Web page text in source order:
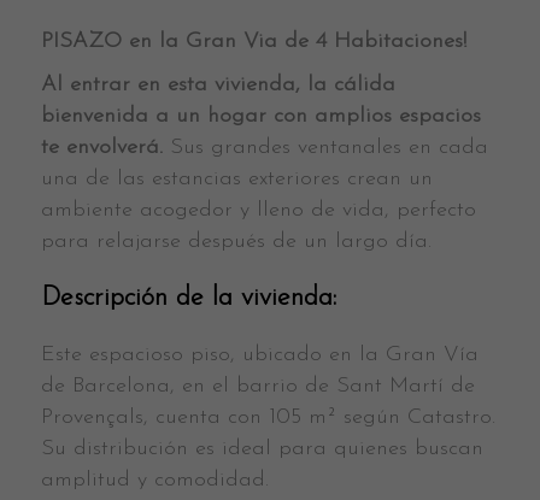
PISAZO en la Gran Via de 4 Habitaciones!
Al entrar en esta vivienda, la cálida
bienvenida a un hogar con amplios espacios
te envolverá. Sus grandes ventanales en cada
una de las estancias exteriores crean un
ambiente acogedor y lleno de vida, perfecto
para relajarse después de un largo día.
Descripción de la vivienda:
Este espacioso piso, ubicado en la Gran Vía
de Barcelona, en el barrio de Sant Martí de
Provençals, cuenta con 105 m² según Catastro.
Su distribución es ideal para quienes buscan
amplitud y comodidad.